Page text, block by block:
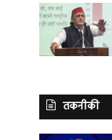
तकनीकी